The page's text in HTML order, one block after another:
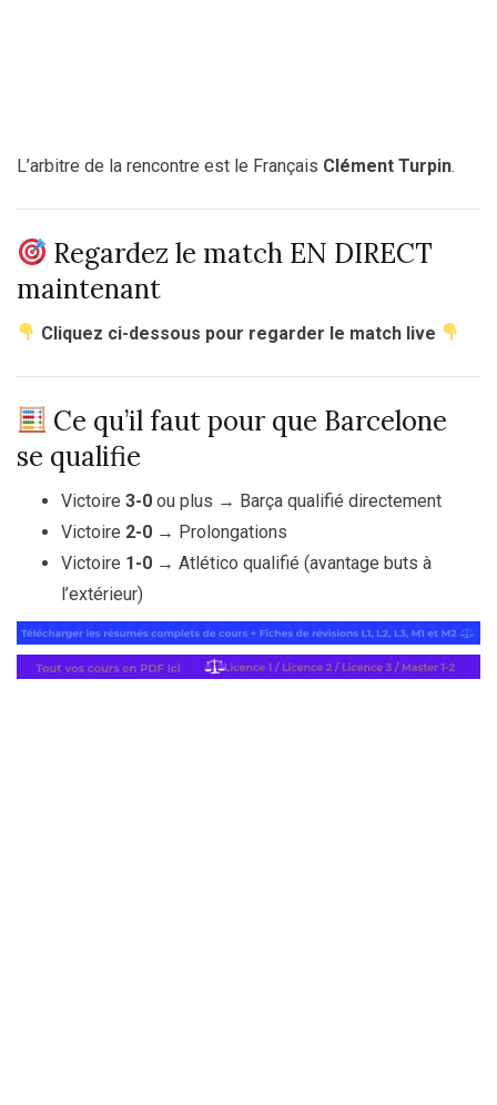
L’arbitre de la rencontre est le Français Clément Turpin.
Regardez le match EN DIRECT
maintenant
Cliquez ci-dessous pour regarder le match live
Ce qu’il faut pour que Barcelone
se qualifie
Victoire 3-0 ou plus → Barça qualifié directement
Victoire 2-0 → Prolongations
Victoire 1-0 → Atlético qualifié (avantage buts à
l’extérieur)